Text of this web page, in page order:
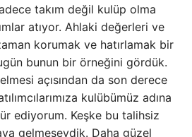
takım değil kulüp olma
atıyor. Ahlaki değerleri ve
korumak ve hatırlamak bir
bunun bir örneğini gördük.
açısından da son derece
kulübümüz adına
ediyorum. Keşke bu talihsiz
gelmeseydik. Daha güzel